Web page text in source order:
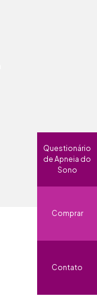
Questionário
de Apneia do
Sono
Comprar
Contato